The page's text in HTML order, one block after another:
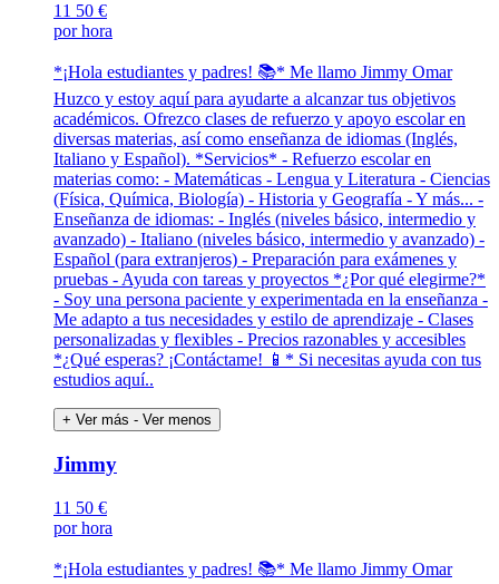
11 50 €
por hora
*¡Hola estudiantes y padres! 📚* Me llamo Jimmy Omar
Huzco y estoy aquí para ayudarte a alcanzar tus objetivos
académicos. Ofrezco clases de refuerzo y apoyo escolar en
diversas materias, así como enseñanza de idiomas (Inglés,
Italiano y Español). *Servicios* - Refuerzo escolar en
materias como: - Matemáticas - Lengua y Literatura - Ciencias
(Física, Química, Biología) - Historia y Geografía - Y más... -
Enseñanza de idiomas: - Inglés (niveles básico, intermedio y
avanzado) - Italiano (niveles básico, intermedio y avanzado) -
Español (para extranjeros) - Preparación para exámenes y
pruebas - Ayuda con tareas y proyectos *¿Por qué elegirme?*
- Soy una persona paciente y experimentada en la enseñanza -
Me adapto a tus necesidades y estilo de aprendizaje - Clases
personalizadas y flexibles - Precios razonables y accesibles
*¿Qué esperas? ¡Contáctame! 📱* Si necesitas ayuda con tus
estudios aquí..
+ Ver más - Ver menos
Jimmy
11 50 €
por hora
*¡Hola estudiantes y padres! 📚* Me llamo Jimmy Omar